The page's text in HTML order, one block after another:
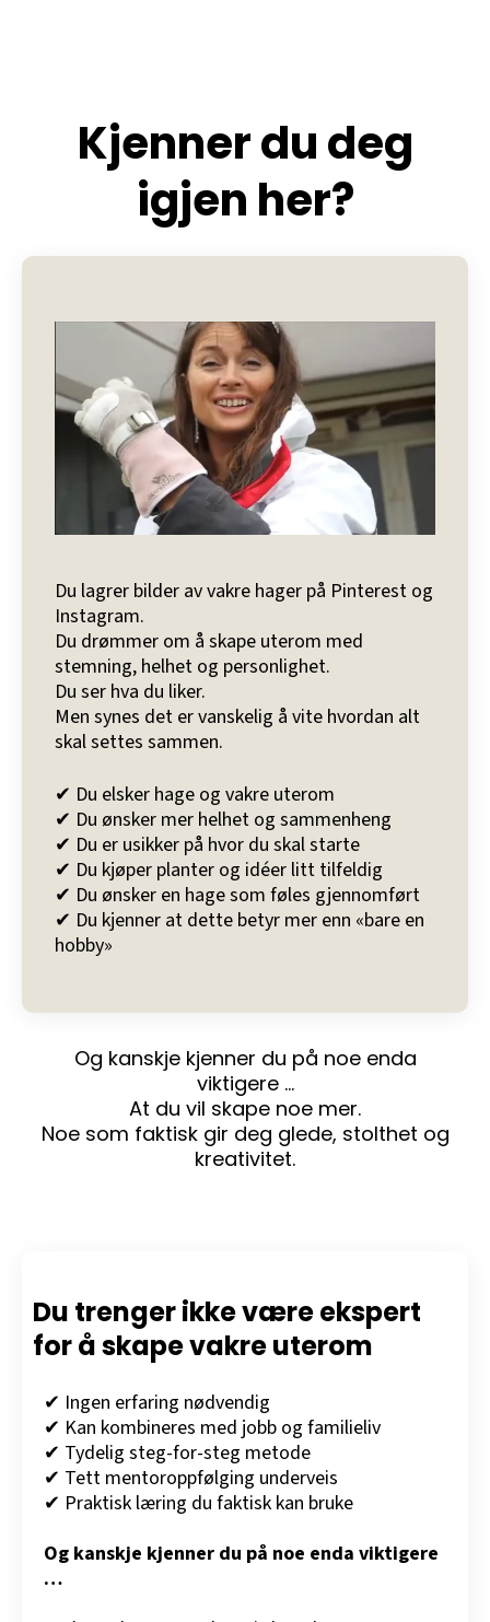
Kjenner du deg
igjen her?
Du lagrer bilder av vakre hager på Pinterest og
Instagram.
Du drømmer om å skape uterom med
stemning, helhet og personlighet.
Du ser hva du liker.
Men synes det er vanskelig å vite hvordan alt
skal settes sammen.
✔ Du elsker hage og vakre uterom
✔ Du ønsker mer helhet og sammenheng
✔ Du er usikker på hvor du skal starte
✔ Du kjøper planter og idéer litt tilfeldig
✔ Du ønsker en hage som føles gjennomført
✔ Du kjenner at dette betyr mer enn «bare en
hobby»
Og kanskje kjenner du på noe enda
viktigere …
At du vil skape noe mer.
Noe som faktisk gir deg glede, stolthet og
kreativitet.
Du trenger ikke være ekspert
for å skape vakre uterom
✔ Ingen erfaring nødvendig
✔ Kan kombineres med jobb og familieliv
✔ Tydelig steg-for-steg metode
✔ Tett mentoroppfølging underveis
✔ Praktisk læring du faktisk kan bruke
Og kanskje kjenner du på noe enda viktigere
…